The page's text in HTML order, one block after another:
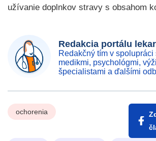
užívanie doplnkov stravy s obsahom
Redakcia portálu
Redakčný tím v spolupráci
medikmi, psychológmi,
špecialistami a ďalšími
ochorenia